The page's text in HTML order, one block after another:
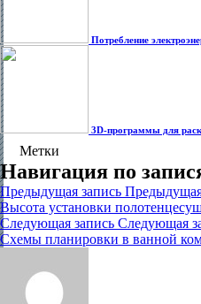
Потребление
3D-программы для
Метки
Навигация по
Предыдущая запись
Высота установки
Следующая запись Следующая
Схемы планировки в ванной